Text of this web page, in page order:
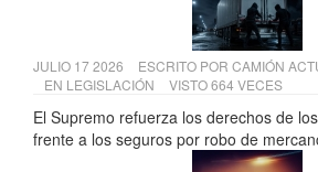
JULIO 17 2026 ESCRITO POR CAMIÓN
EN LEGISLACIÓN VISTO 664 VECES
El Supremo refuerza los derechos de
frente a los seguros por robo de